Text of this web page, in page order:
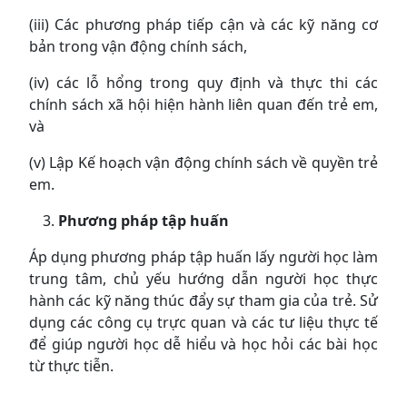
(iii) Các phương pháp tiếp cận và các kỹ năng cơ
bản trong vận động chính sách,
(iv) các lỗ hổng trong quy định và thực thi các
chính sách xã hội hiện hành liên quan đến trẻ em,
và
(v) Lập Kế hoạch vận động chính sách về quyền trẻ
em.
Phương pháp tập huấn
Áp dụng phương pháp tập huấn lấy người học làm
trung tâm, chủ yếu hướng dẫn người học thực
hành các kỹ năng thúc đẩy sự tham gia của trẻ. Sử
dụng các công cụ trực quan và các tư liệu thực tế
để giúp người học dễ hiểu và học hỏi các bài học
từ thực tiễn.